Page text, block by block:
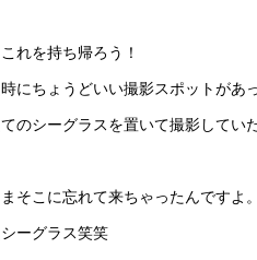
れを持ち帰ろう！
にちょうどいい撮影スポットがあ
のシーグラスを置いて撮影してい
そこに忘れて来ちゃったんですよ
ーグラス笑笑